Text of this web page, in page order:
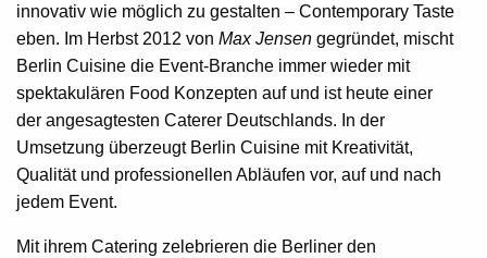
innovativ wie möglich zu gestalten – Contemporary Taste
eben. Im Herbst 2012 von Max Jensen gegründet, mischt
Berlin Cuisine die Event-Branche immer wieder mit
spektakulären Food Konzepten auf und ist heute einer
der angesagtesten Caterer Deutschlands. In der
Umsetzung überzeugt Berlin Cuisine mit Kreativität,
Qualität und professionellen Abläufen vor, auf und nach
jedem Event.
Mit ihrem Catering zelebrieren die Berliner den